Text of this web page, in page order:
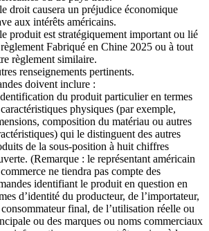
droit causera un préjudice économique
aux intérêts américains.
produit est stratégiquement important ou lié
Fabriqué en Chine 2025 ou à tout
règlement similaire.
renseignements pertinents.
doivent inclure :
du produit particulier en termes
physiques (par exemple,
composition du matériau ou autres
qui le distinguent des autres
de la sous-position à huit chiffres
(Remarque : le représentant américain
ne tiendra pas compte des
identifiant le produit en question en
d’identité du producteur, de l’importateur,
final, de l’utilisation réelle ou
ou des marques ou noms commerciaux